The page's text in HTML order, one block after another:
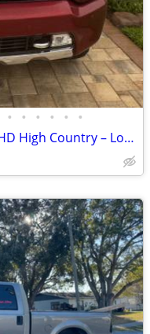
• • • • • •
Cherry Red 2023 Silverado 3500HD High Country – Loaded & Ready to